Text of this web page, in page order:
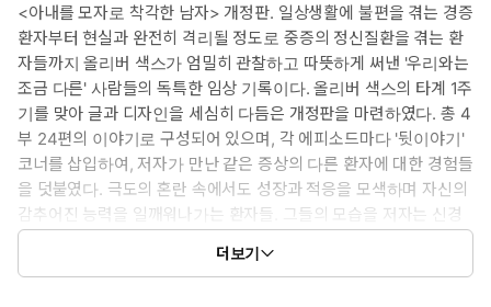
<아내를 모자로 착각한 남자> 개정판. 일상생활에 불편을 겪는 경증
환자부터 현실과 완전히 격리될 정도로 중증의 정신질환을 겪는 환
자들까지 올리버 색스가 엄밀히 관찰하고 따뜻하게 써낸 '우리와는
조금 다른' 사람들의 독특한 임상 기록이다. 올리버 색스의 타계 1주
기를 맞아 글과 디자인을 세심히 다듬은 개정판을 마련하였다. 총 4
부 24편의 이야기로 구성되어 있으며, 각 에피소드마다 '뒷이야기'
코너를 삽입하여, 저자가 만난 같은 증상의 다른 환자에 대한 경험들
을 덧붙였다. 극도의 혼란 속에서도 성장과 적응을 모색하며 자신의
감추어진 능력을 일깨워나가는 환자들. 그들의 모습을 저자는 신경
학자로서의 전문적 식견과 따스한 휴머니즘, 인간 존엄에 대한 애정
과 신뢰 가득한 시선으로 담아낸다.
더보기